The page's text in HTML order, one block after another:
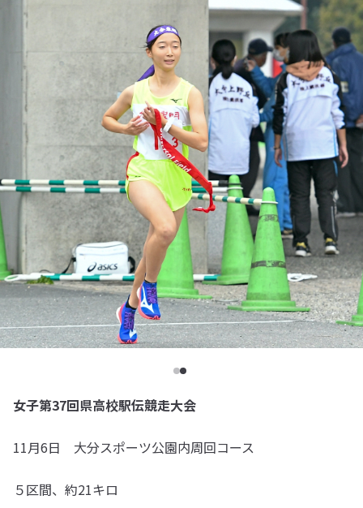
女子第37回県高校駅伝競走大会
11月6日 大分スポーツ公園内周回コース
５区間、約21キロ